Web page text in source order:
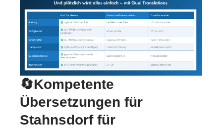
🔄Kompetente
Übersetzungen für
Stahnsdorf für